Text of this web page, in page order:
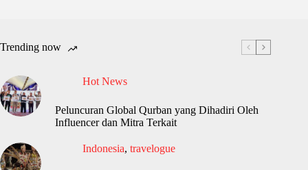
Trending now
Hot News
Peluncuran Global Qurban yang Dihadiri Oleh
Influencer dan Mitra Terkait
Indonesia, travelogue